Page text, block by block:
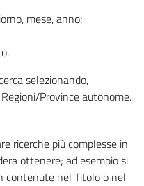
mese, anno;
selezionando,
Province autonome.
ricerche più complesse in
ottenere; ad esempio si
contenute nel Titolo o nel